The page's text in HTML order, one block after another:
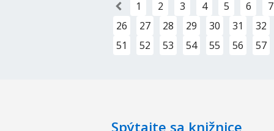
1 2 3 4 5 6
7
26
27 28 29 30 31
32
51
52 53 54 55 56 57
Spýtajte sa knižnice